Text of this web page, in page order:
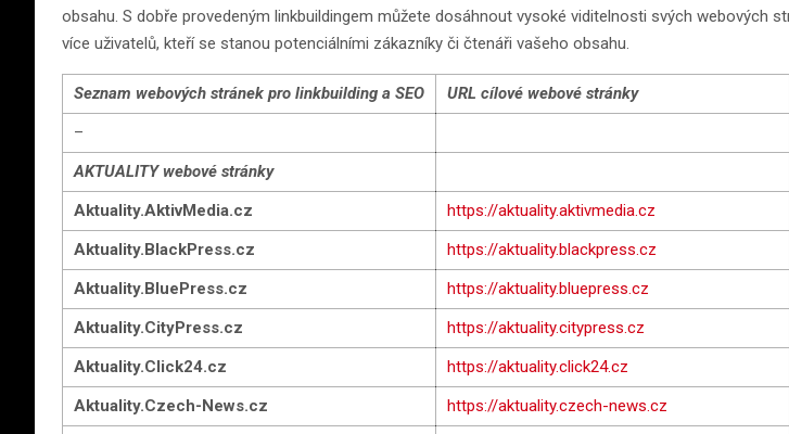
obsahu. S dobře provedeným linkbuildingem můžete dosáhnout vysoké viditelnosti svých webových
více uživatelů, kteří se stanou potenciálními zákazníky či čtenáři vašeho obsahu.
Seznam webových stránek pro linkbuilding a SEO
URL cílové webové stránky
–
AKTUALITY webové stránky
Aktuality.AktivMedia.cz
https://aktuality.aktivmedia.cz
Aktuality.BlackPress.cz
https://aktuality.blackpress.cz
Aktuality.BluePress.cz
https://aktuality.bluepress.cz
Aktuality.CityPress.cz
https://aktuality.citypress.cz
Aktuality.Click24.cz
https://aktuality.click24.cz
Aktuality.Czech-News.cz
https://aktuality.czech-news.cz